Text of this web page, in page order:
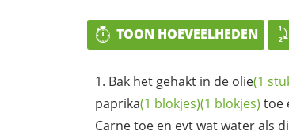
TOON HOEVEELHEDEN
Bak het gehakt in de olie(1
paprika(1 blokjes)(1 blokjes) toe
Carne toe en evt wat water als